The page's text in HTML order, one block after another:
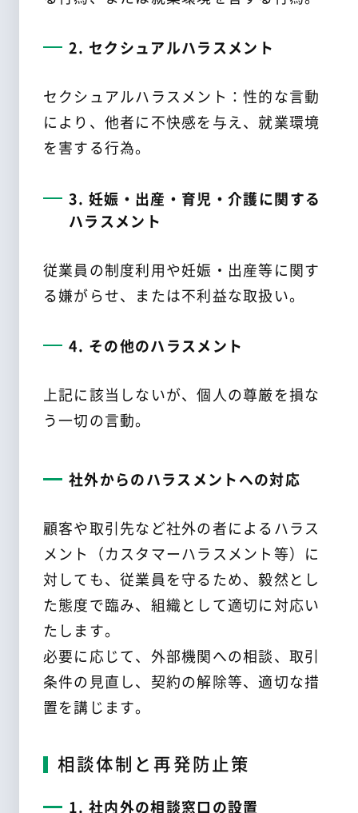
2. セクシュアルハラスメント
セクシュアルハラスメント：性的な言動
により、他者に不快感を与え、就業環境
を害する行為。
3. 妊娠・出産・育児・介護に関する
ハラスメント
従業員の制度利用や妊娠・出産等に関す
る嫌がらせ、または不利益な取扱い。
4. その他のハラスメント
上記に該当しないが、個人の尊厳を損な
う一切の言動。
社外からのハラスメントへの対応
顧客や取引先など社外の者によるハラス
メント（カスタマーハラスメント等）に
対しても、従業員を守るため、毅然とし
た態度で臨み、組織として適切に対応い
たします。
必要に応じて、外部機関への相談、取引
条件の見直し、契約の解除等、適切な措
置を講じます。
相談体制と再発防止策
1. 社内外の相談窓口の設置